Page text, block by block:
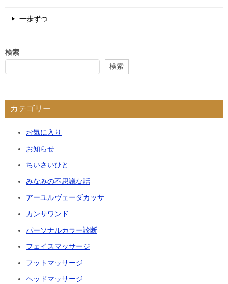
一歩ずつ
検索
検索
カテゴリー
お気に入り
お知らせ
ちいさいひと
みなみの不思議な話
アーユルヴェーダカッサ
カンサワンド
パーソナルカラー診断
フェイスマッサージ
フットマッサージ
ヘッドマッサージ